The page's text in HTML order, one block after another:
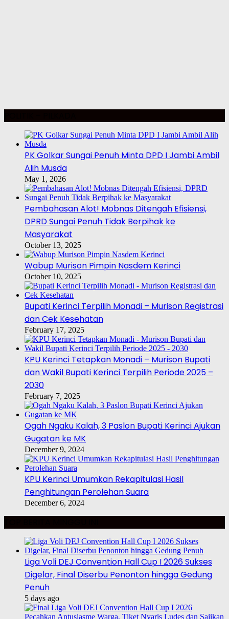
PK Golkar Sungai Penuh Minta DPD I Jambi Ambil
Alih Musda
May 1, 2026
Pembahasan Alot! Mobnas Ditengah Efisiensi,
DPRD Sungai Penuh Tidak Berpihak ke
Masyarakat
October 13, 2025
Wabup Murison Pimpin Nasdem Kerinci
October 10, 2025
Bupati Kerinci Terpilih Monadi – Murison Registrasi
dan Cek Kesehatan
February 17, 2025
KPU Kerinci Tetapkan Monadi – Murison Bupati
dan Wakil Bupati Kerinci Terpilih Periode 2025 –
2030
February 7, 2025
Ogah Ngaku Kalah, 3 Paslon Bupati Kerinci Ajukan
Gugatan ke MK
December 9, 2024
KPU Kerinci Umumkan Rekapitulasi Hasil
Penghitungan Perolehan Suara
December 6, 2024
Liga Voli DEJ Convention Hall Cup I 2026 Sukses
Digelar, Final Diserbu Penonton hingga Gedung
Penuh
5 days ago